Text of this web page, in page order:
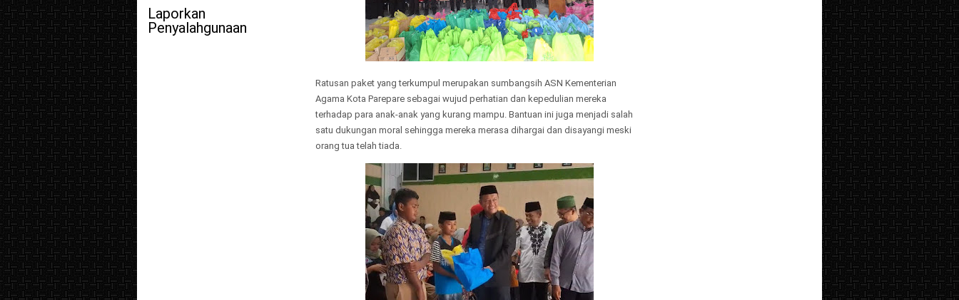
Ratusan paket yang terkumpul merupakan sumbangsih ASN Kementerian
Agama Kota Parepare sebagai wujud perhatian dan kepedulian mereka
terhadap para anak-anak yang kurang mampu. Bantuan ini juga menjadi salah
satu dukungan moral sehingga mereka merasa dihargai dan disayangi meski
orang tua telah tiada.
Laporkan
Penyalahgunaan